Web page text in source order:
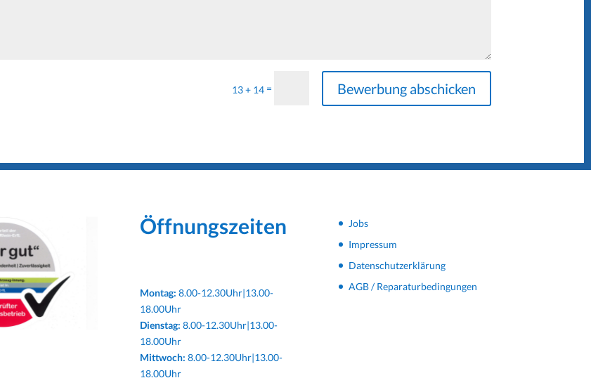
13 + 14= Bewerbung abschicken
Öffnungszeiten
Montag: 8.00-12.30Uhr|13.00-
18.00Uhr
Dienstag: 8.00-12.30Uhr|13.00-
18.00Uhr
Mittwoch: 8.00-12.30Uhr|13.00-
18.00Uhr
Jobs
Impressum
Datenschutzerklärung
AGB / Reparaturbedingungen